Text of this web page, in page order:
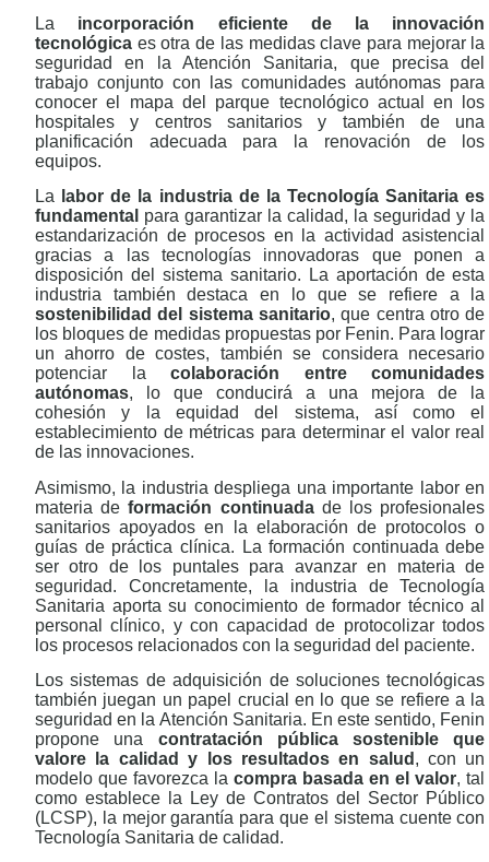
La incorporación eficiente de la innovación
tecnológica es otra de las medidas clave para mejorar la
seguridad en la Atención Sanitaria, que precisa del
trabajo conjunto con las comunidades autónomas para
conocer el mapa del parque tecnológico actual en los
hospitales y centros sanitarios y también de una
planificación adecuada para la renovación de los
equipos.
La labor de la industria de la Tecnología Sanitaria es
fundamental para garantizar la calidad, la seguridad y la
estandarización de procesos en la actividad asistencial
gracias a las tecnologías innovadoras que ponen a
disposición del sistema sanitario. La aportación de esta
industria también destaca en lo que se refiere a la
sostenibilidad del sistema sanitario, que centra otro de
los bloques de medidas propuestas por Fenin. Para lograr
un ahorro de costes, también se considera necesario
potenciar lacolaboración entre comunidades
autónomas, lo que conducirá a una mejora de la
cohesión y la equidad del sistema, así como el
establecimiento de métricas para determinar el valor real
de las innovaciones.
Asimismo, la industria despliega una importante labor en
materia deformación continuadade los profesionales
sanitarios apoyados en la elaboración de protocolos o
guías de práctica clínica. La formación continuada debe
ser otro de los puntales para avanzar en materia de
seguridad. Concretamente, la industria de Tecnología
Sanitaria aporta su conocimiento de formador técnico al
personal clínico, y con capacidad de protocolizar todos
los procesos relacionados con la seguridad del paciente.
Los sistemas de adquisición de soluciones tecnológicas
también juegan un papel crucial en lo que se refiere a la
seguridad en la Atención Sanitaria. En este sentido, Fenin
propone una contratación pública sostenible que
valore la calidad y los resultados en salud , con un
modelo que favorezca lacompra basada en el valor, tal
como establece la Ley de Contratos del Sector Público
(LCSP), la mejor garantía para que el sistema cuente con
Tecnología Sanitaria de calidad.